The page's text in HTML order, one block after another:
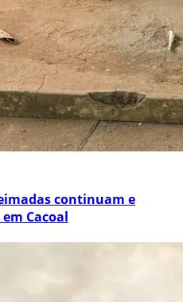
continuam e
Cacoal